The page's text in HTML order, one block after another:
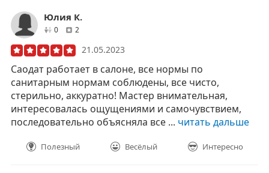
Юлия К.
0друзей
2
21.05.2023
Саодат работает в салоне, все нормы по
санитарным нормам соблюдены, все чисто,
стерильно, аккуратно! Мастер внимательная,
интересовалась ощущениями и самочувствием,
последовательно объясняла все ... читать дальше
Полезный Весёлый Интересно